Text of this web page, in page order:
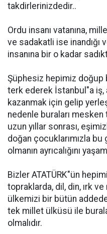
takdirlerinizdedir..
Ordu insanı vatanına,
ve sadakatli ise inandığı
insanına bir o kadar
Şüphesiz hepimiz doğup
terk ederek İstanbul"a iş,
kazanmak için gelip
nedenle buraları
uzun yıllar sonrası,
doğan çocuklarımızla
olmanın ayrıcalığını
Bizler ATATÜRK"ün
topraklarda, dil, din, ırk
ülkemizi bir bütün
tek millet ülküsü ile
olmalıdır.